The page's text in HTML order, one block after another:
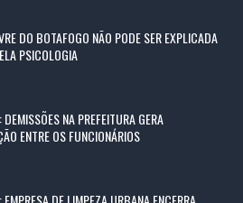
DO BOTAFOGO NÃO PODE SER EXPLICADA
PSICOLOGIA
NA PREFEITURA GERA
ENTRE OS FUNCIONÁRIOS